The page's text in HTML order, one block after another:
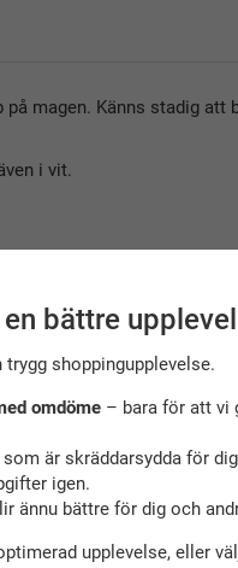
magen. Känns stadig
i vit.
bättre
shoppingupplevelse.
omdöme– bara för att vi
är skräddarsydda för
igen.
ännu bättre för dig och
upplevelse, eller